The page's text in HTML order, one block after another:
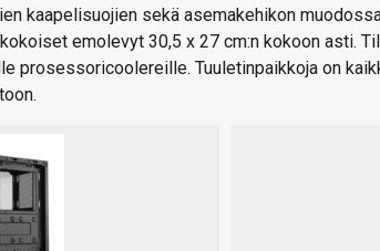
kaapelisuojien sekä asemakehikon
emolevyt 30,5 x 27 cm:n kokoon asti.
prosessoricoolereille. Tuuletinpaikkoja on